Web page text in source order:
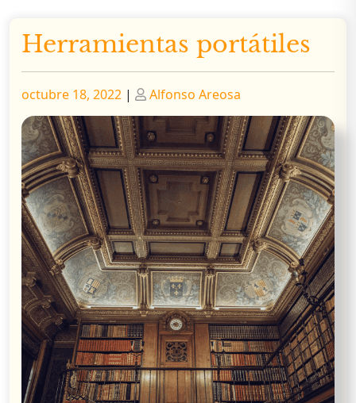
Herramientas portátiles
Publicado
octubre 18, 2022 | Publicado
Alfonso Areosa